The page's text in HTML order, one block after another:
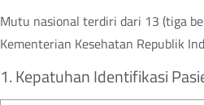
Mutu nasional terdiri dari 13 (tiga
Kementerian Kesehatan Republik
1. Kepatuhan Identifikasi